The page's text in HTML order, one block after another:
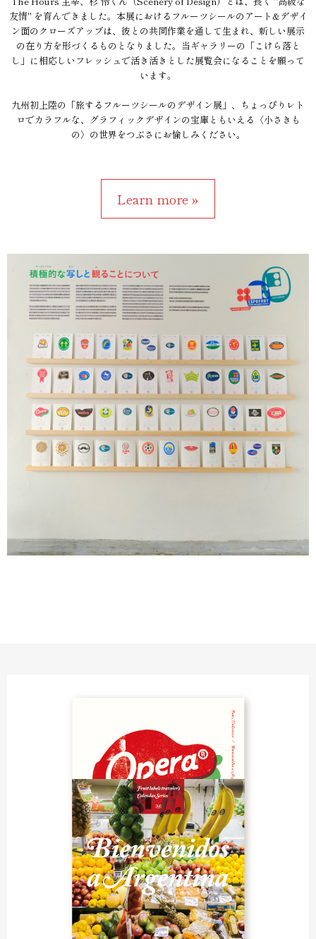
友情" を育んできました。本展におけるフルーツシールのアート&デザイ
ン面のクローズアップは、彼との共同作業を通して生まれ、新しい展示
の在り方を形づくるものとなりました。当ギャラリーの「こけら落と
し」に相応しいフレッシュで活き活きとした展覧会になることを願って
います。
九州初上陸の「旅するフルーツシールのデザイン展」、ちょっぴりレト
ロでカラフルな、グラフィックデザインの宝庫ともいえる〈小さきも
の〉の世界をつぶさにお愉しみください。
Learn more »